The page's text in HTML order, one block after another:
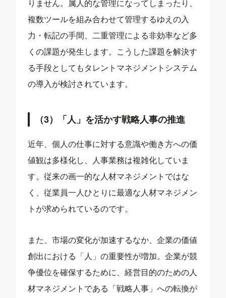
りません。属人的な管理になってしまったり、
複数ツールを組み合わせて管理するゆえの入
力・転記の手間、二重管理による非効率など多
くの課題が発生します。こうした課題を解決す
る手段としてもタレントマネジメントシステム
の導入が検討されています。
（3）「人」を活かす戦略人事の推進
近年、個人の仕事に対する意識や働き方への価
値観は多様化し、人事業務は複雑化していま
す。従来の画一的な人材マネジメントではな
く、従業員一人ひとりに最適な人材マネジメン
トが求められているのです。
また、市場の変化が加速するなか、企業の価値
創出における「人」の重要性が増加。企業が競
争優位を確保するために、経営目的のための人
材マネジメントである「戦略人事」への転換が